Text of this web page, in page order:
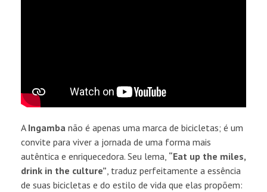
A Ingamba não é apenas uma marca de bicicletas; é um
convite para viver a jornada de uma forma mais
autêntica e enriquecedora. Seu lema, “Eat up the miles,
drink in the culture” , traduz perfeitamente a essência
de suas bicicletas e do estilo de vida que elas propõem: